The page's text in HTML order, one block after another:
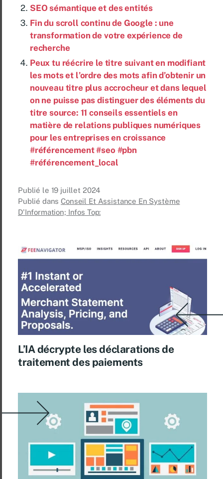
SEO sémantique et des entités
Fin du scroll continu de Google : une
transformation de votre expérience de
recherche
Peux tu réécrire le titre suivant en modifiant
les mots et l’ordre des mots afin d’obtenir un
nouveau titre plus accrocheur et dans lequel
on ne puisse pas distinguer des éléments du
titre source: 11 conseils essentiels en
matière de relations publiques numériques
pour les entreprises en croissance
#référencement #seo #pbn
#référencement_local
Publié le 19 juillet 2024
Publié dansConseil Et Assistance En Système
D'Information; Infos Top:
L’IA décrypte les déclarations de
traitement des paiements